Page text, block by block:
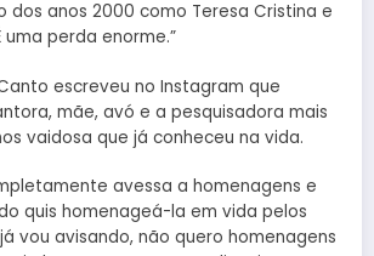
dos anos 2000 como Teresa Cristina e
uma perda enorme.”
escreveu no Instagram que
mãe, avó e a pesquisadora mais
vaidosa que já conheceu na vida.
avessa a homenagens e
quis homenageá-la em vida pelos
já vou avisando, não quero homenagens